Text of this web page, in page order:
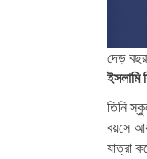
দেড়
ইসলামি
তিনি
বয়সে
যাত্রা